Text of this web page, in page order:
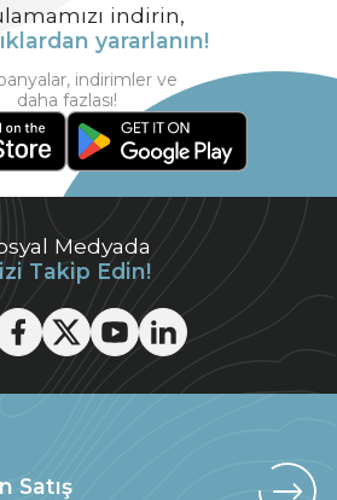
Medyada
Takip Edin!
indirin,
yararlanın!
indirimler ve
daha fazlası!
Satış